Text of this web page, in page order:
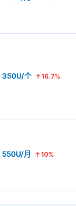
350U/个 ↑16.7%
550U/月 ↑10%